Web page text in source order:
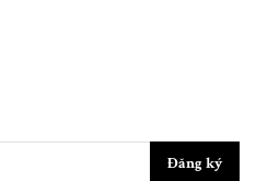
Đăng ký